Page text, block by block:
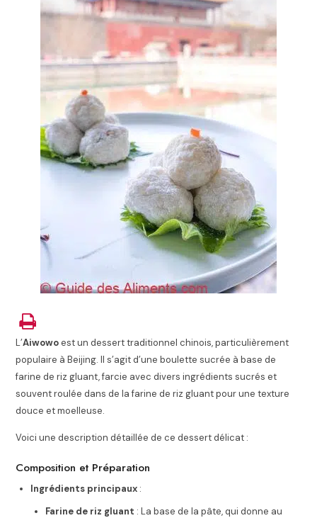
L’Aiwowoest un dessert traditionnel chinois, particulièrement
populaire à Beijing. Il s’agit d’une boulette sucrée à base de
farine de riz gluant, farcie avec divers ingrédients sucrés et
souvent roulée dans de la farine de riz gluant pour une texture
douce et moelleuse.
Voici une description détaillée de ce dessert délicat :
Composition et Préparation
Ingrédients principaux :
Farine de riz gluant : La base de la pâte, qui donne au